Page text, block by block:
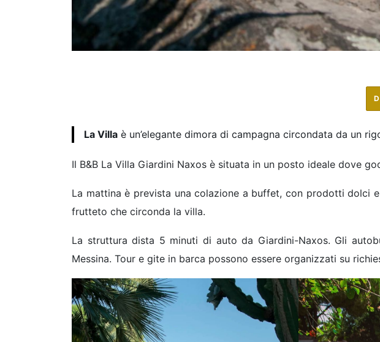
La Villa è un’elegante dimora di campagna circondata da un
Il B&B La Villa Giardini Naxos è situata in un posto ideale dove
La mattina è prevista una colazione a buffet, con prodotti dolci
frutteto che circonda la villa.
La struttura dista 5 minuti di auto da Giardini-Naxos. Gli
Messina. Tour e gite in barca possono essere organizzati su